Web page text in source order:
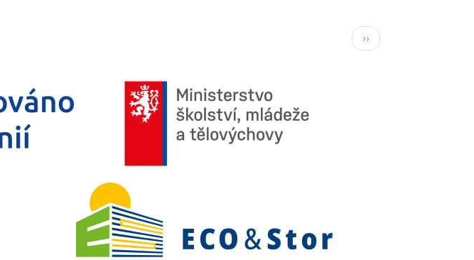
Následující
stránka
››